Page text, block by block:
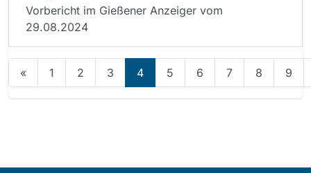
Vorbericht im Gießener Anzeiger vom
29.08.2024
« 1 2 3 4 5 6 7 8 9